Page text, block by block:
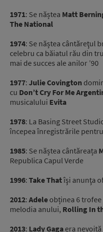
1971: Se năștea Matt
The National
1974: Se năștea cântăreţul
celebru ca băiatul rău din
mai de succes ale anilor ’90
1977: Julie Covington
cu Don’t Cry For Me
musicalului Evita
1978: La Basing Street
începea înregistrările
1985: Se năștea cântăreața
Republica Capul Verde
1996: Take Thatîşi anunţa
2012: Adele obținea 6
melodia anului, Rolling In
2013: Lady Gaga era